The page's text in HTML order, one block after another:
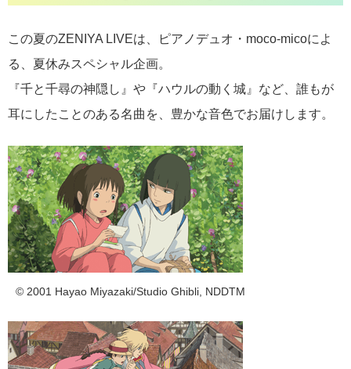
この夏のZENIYA LIVEは、ピアノデュオ・moco-micoによ
る、夏休みスペシャル企画。
『千と千尋の神隠し』や『ハウルの動く城』など、誰もが
耳にしたことのある名曲を、豊かな音色でお届けします。
© 2001 Hayao Miyazaki/Studio Ghibli, NDDTM